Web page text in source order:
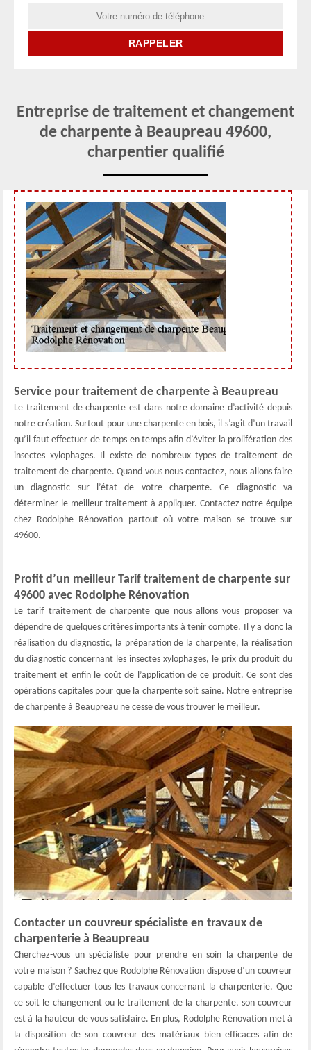
Entreprise de traitement et changement
de charpente à Beaupreau 49600,
charpentier qualifié
Service pour traitement de charpente à Beaupreau
Le traitement de charpente est dans notre domaine d’activité depuis
notre création. Surtout pour une charpente en bois, il s’agit d’un travail
qu’il faut effectuer de temps en temps afin d’éviter la prolifération des
insectes xylophages. Il existe de nombreux types de traitement de
traitement de charpente. Quand vous nous contactez, nous allons faire
un diagnostic sur l’état de votre charpente. Ce diagnostic va
déterminer le meilleur traitement à appliquer. Contactez notre équipe
chez Rodolphe Rénovation partout où votre maison se trouve sur
49600.
Profit d’un meilleur Tarif traitement de charpente sur
49600 avec Rodolphe Rénovation
Le tarif traitement de charpente que nous allons vous proposer va
dépendre de quelques critères importants à tenir compte. Il y a donc la
réalisation du diagnostic, la préparation de la charpente, la réalisation
du diagnostic concernant les insectes xylophages, le prix du produit du
traitement et enfin le coût de l’application de ce produit. Ce sont des
opérations capitales pour que la charpente soit saine. Notre entreprise
de charpente à Beaupreau ne cesse de vous trouver le meilleur.
Contacter un couvreur spécialiste en travaux de
charpenterie à Beaupreau
Cherchez-vous un spécialiste pour prendre en soin la charpente de
votre maison ? Sachez que Rodolphe Rénovation dispose d’un couvreur
capable d’effectuer tous les travaux concernant la charpenterie. Que
ce soit le changement ou le traitement de la charpente, son couvreur
est à la hauteur de vous satisfaire. En plus, Rodolphe Rénovation met à
la disposition de son couvreur des matériaux bien efficaces afin de